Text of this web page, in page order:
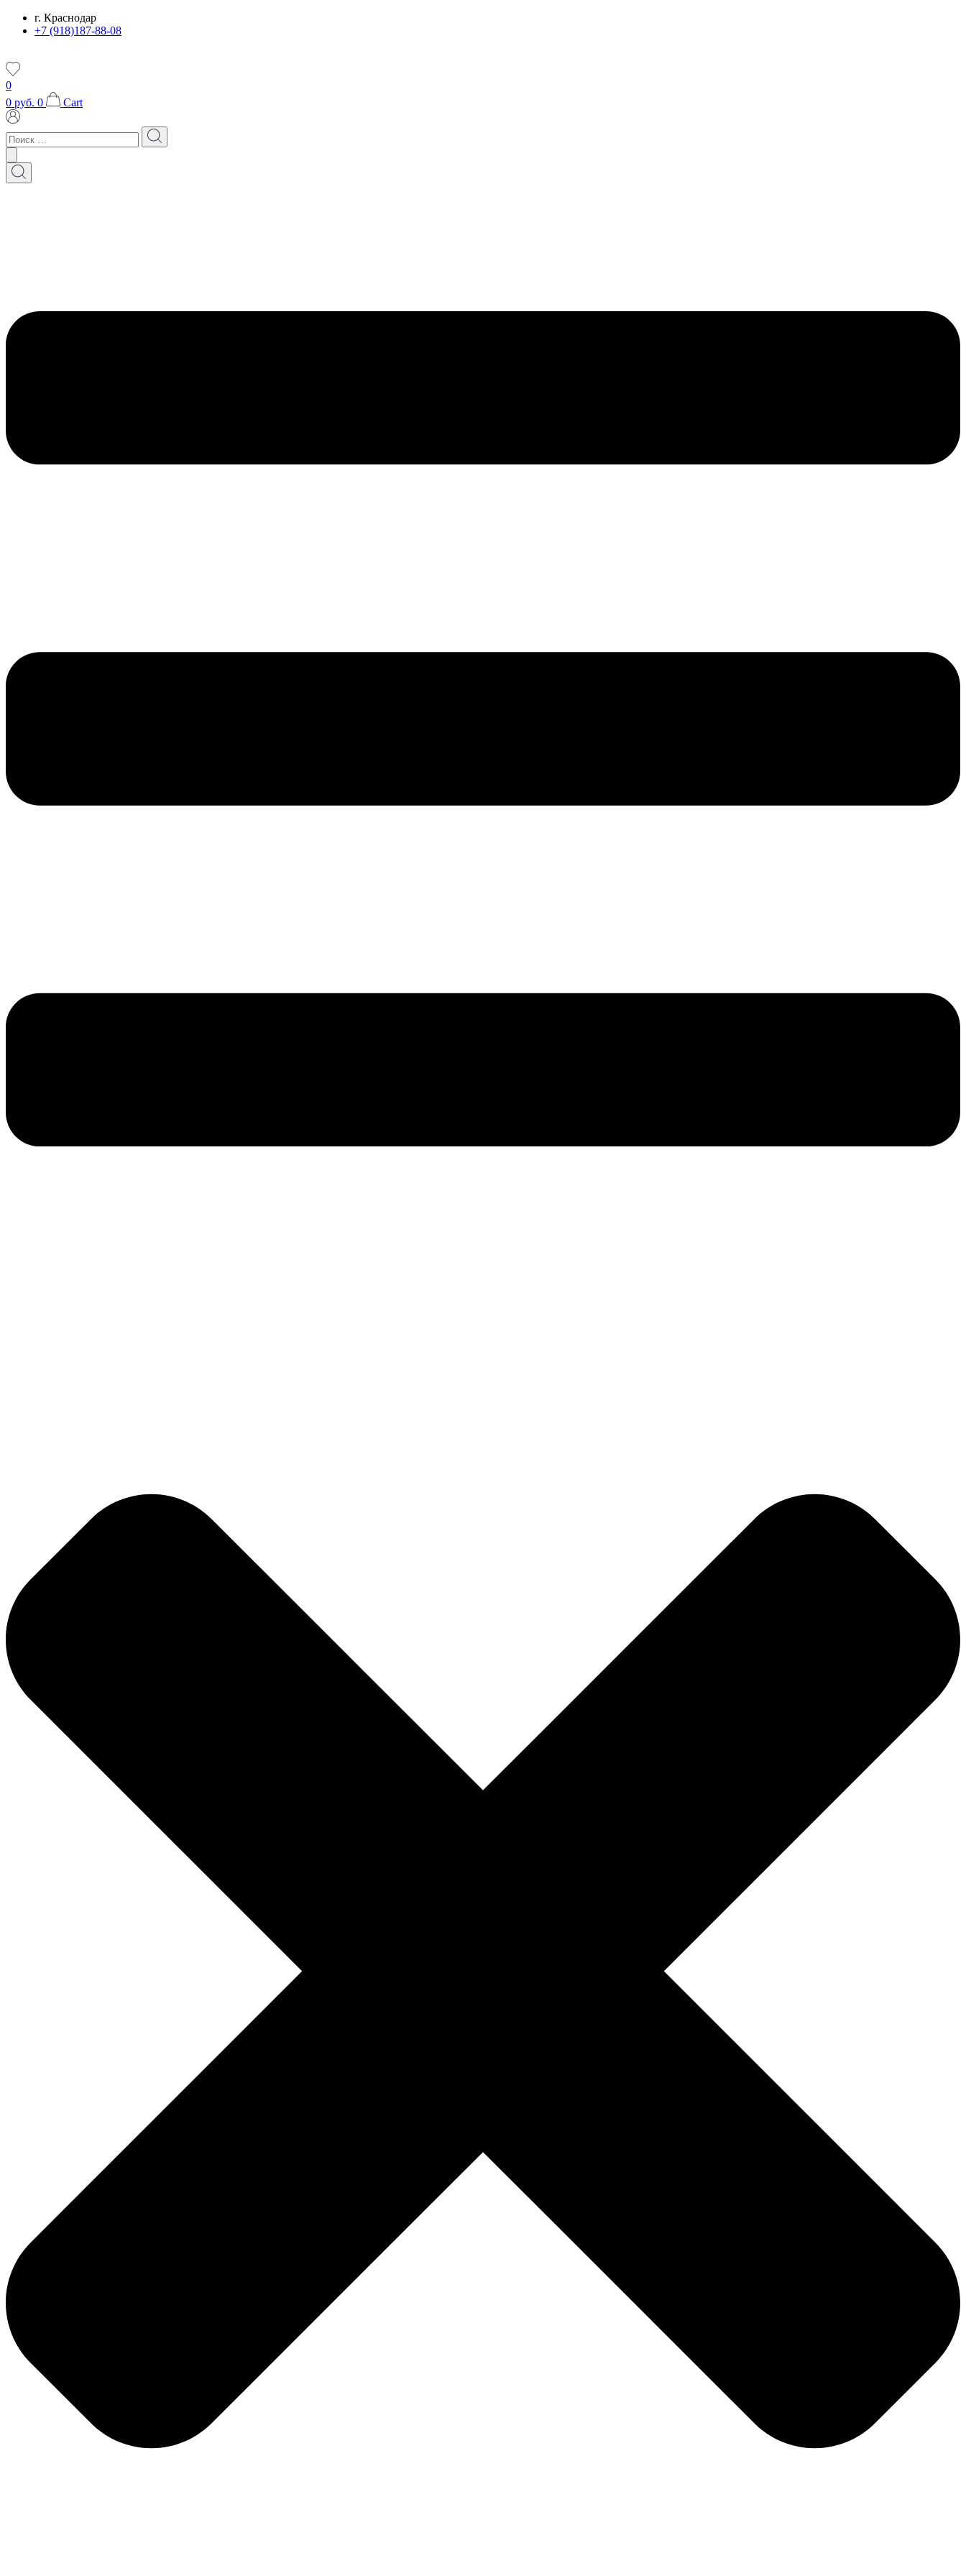
Перейтиг. Краснодар
+7 (918)187-88-08
0
0 руб. 0 Cart